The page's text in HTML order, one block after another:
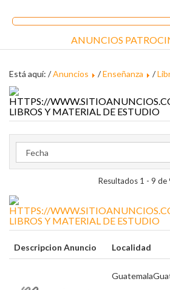
ANUNCIOS
Está aquí: /Anuncios /Enseñanza /
LIBROS Y MATERIAL DE ESTUDIO
Resultados 1 - 9 de
LIBROS Y MATERIAL DE ESTUDIO
Descripcion Anuncio Localidad
Guatemala